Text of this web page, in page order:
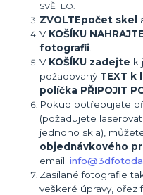
SVĚTLO.
ZVOLTEpočet skel
V KOŠÍKU NAHRAJTE
fotografii
V KOŠÍKU zadejte k
požadovaný TEXT k
políčka PŘIPOJIT
Pokud potřebujete
(požadujete
jednoho skla),
objednávkového
email:
Zasílané fotografie
veškeré úpravy, ořez